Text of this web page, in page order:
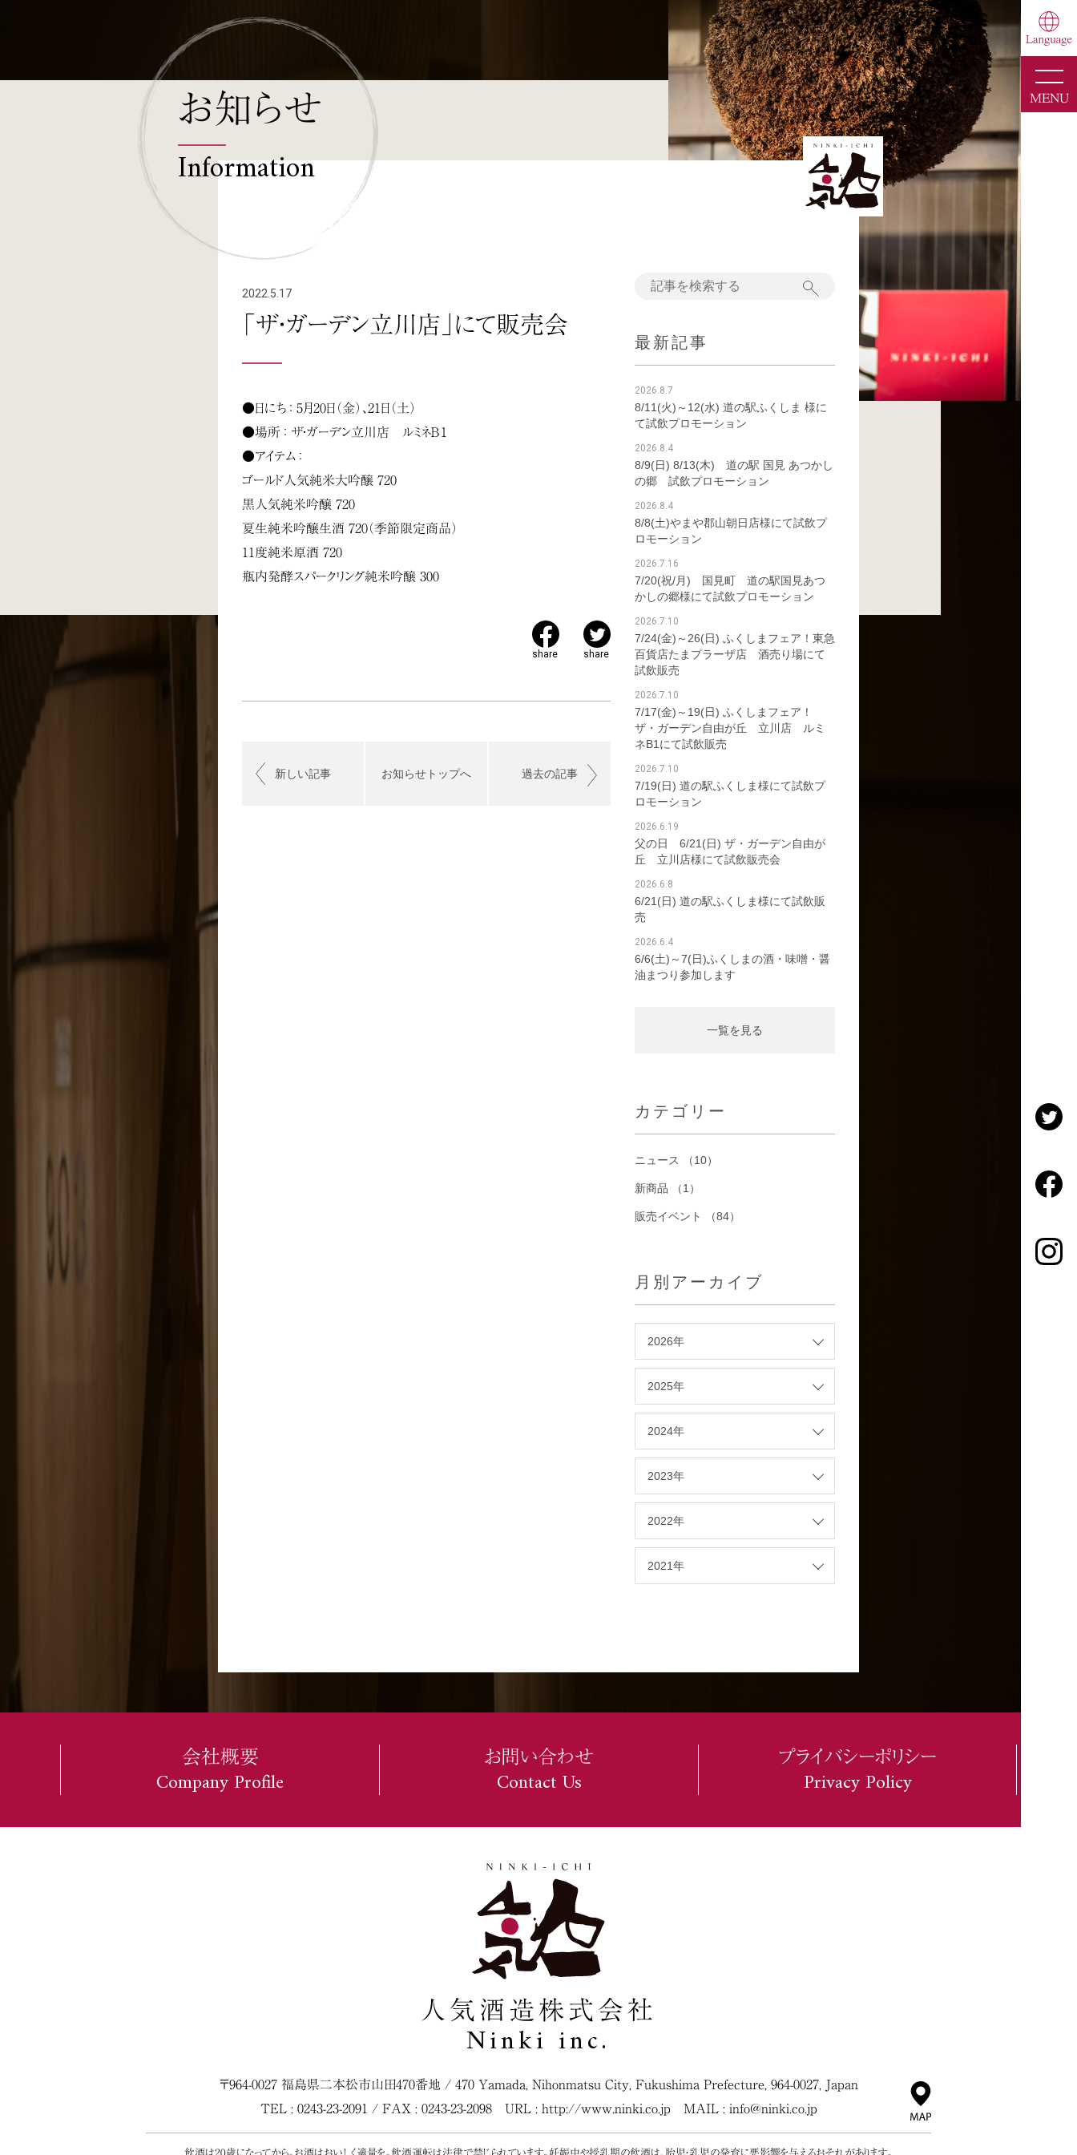
MENU
お知らせ
Information
2022.5.17
「ザ・ガーデン立川店」にて販売会
●日にち ： 5月20日（金）、21日（土）
●場所 ： ザ・ガーデン立川店 ルミネＢ１
●アイテム ：
ゴールド人気純米大吟醸 720
黒人気純米吟醸 720
夏生純米吟醸生酒 720（季節限定商品）
11度純米原酒 720
瓶内発酵スパークリング純米吟醸 300
share share
新しい記事 お知らせトップへ 過去の記事
最新記事
2026.8.7
8/11(火)～12(水) 道の駅ふくしま 様に
て試飲プロモーション
2026.8.4
8/9(日) 8/13(木) 道の駅 国見 あつかし
の郷 試飲プロモーション
2026.8.4
8/8(土)やまや郡山朝日店様にて試飲プ
ロモーション
2026.7.16
7/20(祝/月) 国見町 道の駅国見あつ
かしの郷様にて試飲プロモーション
2026.7.10
7/24(金)～26(日) ふくしまフェア！東急
百貨店たまプラーザ店 酒売り場にて
試飲販売
2026.7.10
7/17(金)～19(日) ふくしまフェア！
ザ・ガーデン自由が丘 立川店 ルミ
ネB1にて試飲販売
2026.7.10
7/19(日) 道の駅ふくしま様にて試飲プ
ロモーション
2026.6.19
父の日 6/21(日) ザ・ガーデン自由が
丘 立川店様にて試飲販売会
2026.6.8
6/21(日) 道の駅ふくしま様にて試飲販
売
2026.6.4
6/6(土)～7(日)ふくしまの酒・味噌・醤
油まつり参加します
一覧を見る
カテゴリー
ニュース （10）
新商品 （1）
販売イベント （84）
月別アーカイブ
2026年
2025年
2024年
2023年
2022年
2021年
会社概要
Company Profile
お問い合わせ
Contact Us
プライバシーポリシー
Privacy Policy
人気酒造株式会社
Ninki inc.
〒964-0027 福島県二本松市山田470番地 / 470 Yamada, Nihonmatsu City, Fukushima Prefecture, 964-0027, Japan
TEL : 0243-23-2091 / FAX : 0243-23-2098 URL : http://www.ninki.co.jp MAIL : info@ninki.co.jp